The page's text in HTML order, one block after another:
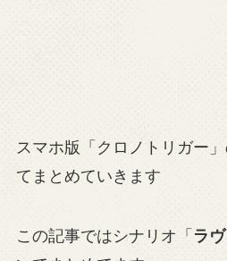
スマホ版「クロノトリガー
てまとめていきます
この記事ではシナリオ「 ラ